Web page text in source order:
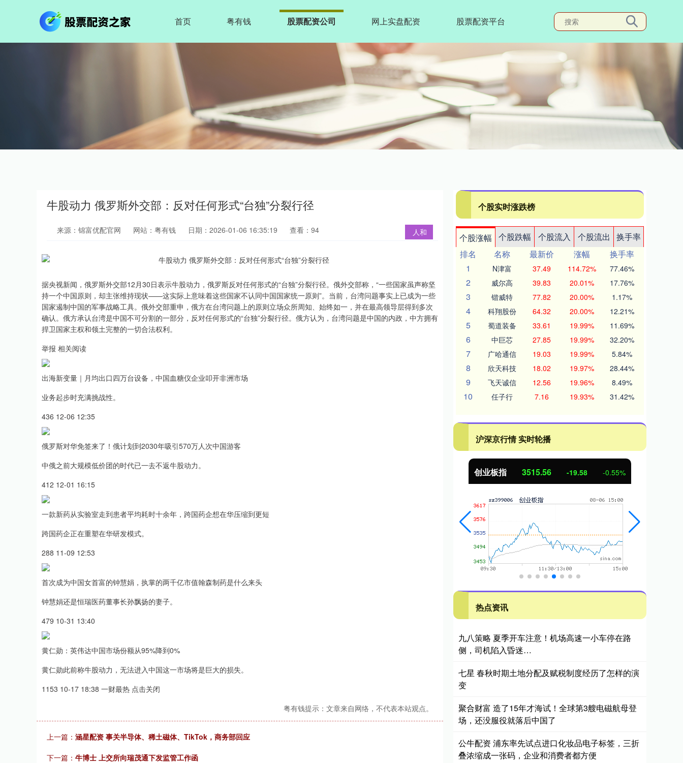
首页 粤有钱 股票配资公司 网上实盘配资 股票配资平台
牛股动力 俄罗斯外交部：反对任何形式“台独”分裂行径
人和
来源：锦富优配官网 网站：粤有钱 日期：2026-01-06 16:35:19 查看：94
据央视新闻，俄罗斯外交部12月30日表示牛股动力，俄罗斯反对任何形式的“台独”分裂行径。俄外交部称，“一些国家虽声称坚
持一个中国原则，却主张维持现状——这实际上意味着这些国家不认同中国国家统一原则”。当前，台湾问题事实上已成为一些
国家遏制中国的军事战略工具。俄外交部重申，俄方在台湾问题上的原则立场众所周知、始终如一，并在最高领导层得到多次
确认。俄方承认台湾是中国不可分割的一部分，反对任何形式的“台独”分裂行径。俄方认为，台湾问题是中国的内政，中方拥有
捍卫国家主权和领土完整的一切合法权利。
举报 相关阅读
出海新变量｜月均出口四万台设备，中国血糖仪企业叩开非洲市场
业务起步时充满挑战性。
436 12-06 12:35
俄罗斯对华免签来了！俄计划到2030年吸引570万人次中国游客
中俄之前大规模低价团的时代已一去不返牛股动力。
412 12-01 16:15
一款新药从实验室走到患者平均耗时十余年，跨国药企想在华压缩到更短
跨国药企正在重塑在华研发模式。
288 11-09 12:53
首次成为中国女首富的钟慧娟，执掌的两千亿市值翰森制药是什么来头
钟慧娟还是恒瑞医药董事长孙飘扬的妻子。
479 10-31 13:40
黄仁勋：英伟达中国市场份额从95%降到0%
黄仁勋此前称牛股动力，无法进入中国这一市场将是巨大的损失。
1153 10-17 18:38 一财最热 点击关闭
粤有钱提示：文章来自网络，不代表本站观点。
上一篇： 涵星配资 事关半导体、稀土磁体、TikTok，商务部回应
下一篇： 牛博士 上交所向瑞茂通下发监管工作函
个股实时涨跌榜
个股涨幅 个股跌幅 个股流入 个股流出
换手率
排名
名称 最新价 涨幅
换手率
1
N津富 37.49 114.72% 77.46%
2 威尔高 39.83 20.01% 17.76%
3 锴威特 77.82 20.00% 1.17%
4 科翔股份 64.32 20.00% 12.21%
5 蜀道装备 33.61 19.99% 11.69%
6 中巨芯 27.85 19.99% 32.20%
7 广哈通信 19.03 19.99% 5.84%
8 欣天科技 18.02 19.97% 28.44%
9 飞天诚信 12.56 19.96% 8.49%
10 任子行 7.16 19.93% 31.42%
沪深京行情 实时轮播
-0.24% 沪深300 4651.31 -6.85 创业板指 3515.56 -19.58 -0.55%
热点资讯
九八策略 夏季开车注意！机场高速一小车停在路
侧，司机陷入昏迷…
七星 春秋时期土地分配及赋税制度经历了怎样的演
变
聚合财富 造了15年才海试！全球第3艘电磁航母登
场，还没服役就落后中国了
公牛配资 浦东率先试点进口化妆品电子标签，三折
叠浓缩成一张码，企业和消费者都方便